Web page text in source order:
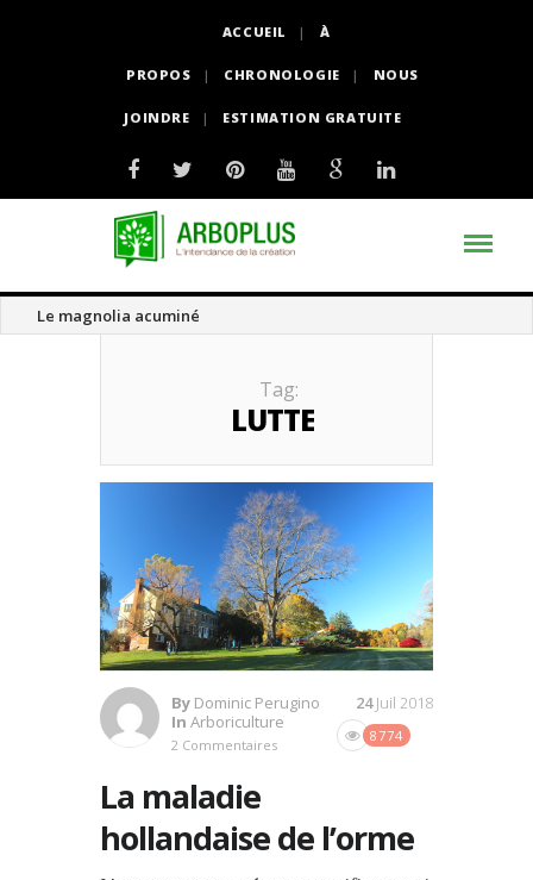
ACCUEIL À
PROPOS CHRONOLOGIE NOUS
JOINDRE ESTIMATION GRATUITE
Le magnolia acuminé
Tag:
LUTTE
By Dominic Perugino
In Arboriculture
2 Commentaires
8774
24Juil 2018
La maladie
hollandaise de l’orme